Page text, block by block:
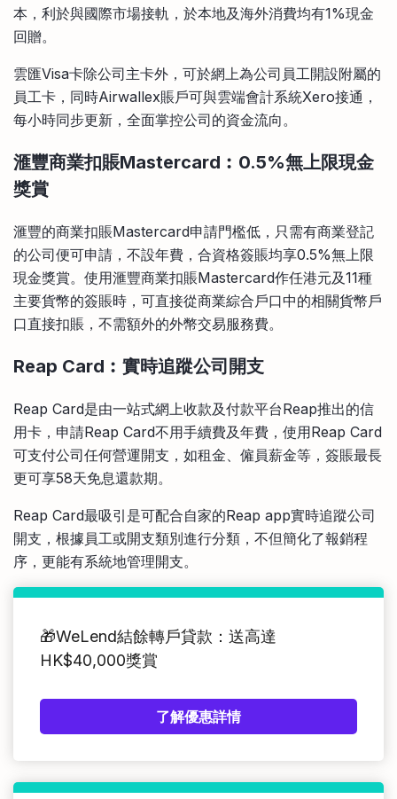
本，利於與國際市場接軌，於本地及海外消費均有1%現金
回贈。
雲匯Visa卡除公司主卡外，可於網上為公司員工開設附屬的
員工卡，同時Airwallex賬戶可與雲端會計系統Xero接通，
每小時同步更新，全面掌控公司的資金流向。
滙豐商業扣賬Mastercard ︰0.5%無上限現金
獎賞
滙豐的商業扣賬Mastercard申請門檻低，只需有商業登記
的公司便可申請，不設年費，合資格簽賬均享0.5%無上限
現金獎賞。使用滙豐商業扣賬Mastercard作任港元及11種
主要貨幣的簽賬時，可直接從商業綜合戶口中的相關貨幣戶
口直接扣賬，不需額外的外幣交易服務費。
Reap Card ︰實時追蹤公司開支
Reap Card是由一站式網上收款及付款平台Reap推出的信
用卡，申請Reap Card不用手續費及年費，使用Reap Card
可支付公司任何營運開支，如租金、僱員薪金等，簽賬最長
更可享58天免息還款期。
Reap Card最吸引是可配合自家的Reap app實時追蹤公司
開支，根據員工或開支類別進行分類，不但簡化了報銷程
序，更能有系統地管理開支。
🎁WeLend結餘轉戶貸款：送高達
HK$40,000獎賞
了解優惠詳情